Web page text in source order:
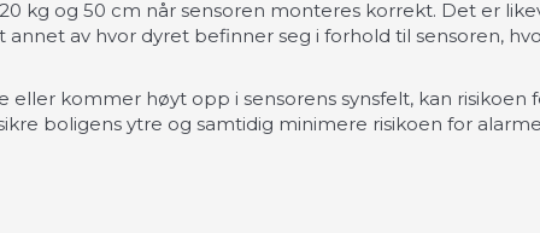
kg og 50 cm når sensoren monteres korrekt. Det er
annet av hvor dyret befinner seg i forhold til sensoren,
eller kommer høyt opp i sensorens synsfelt, kan risikoen
boligens ytre og samtidig minimere risikoen for